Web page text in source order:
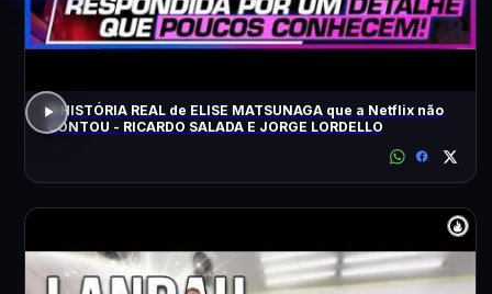
A HISTÓRIA REAL de ELISE MATSUNAGA que a Netflix não
CONTOU - RICARDO SALADA E JORGE LORDELLO